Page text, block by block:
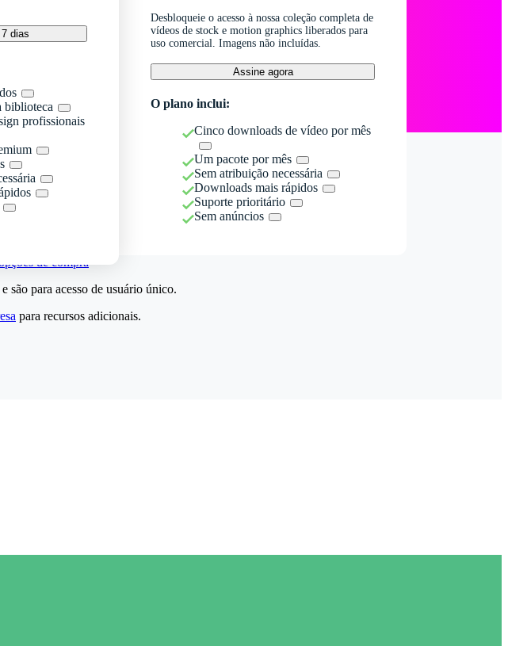
dias
biblioteca
profissionais
Desbloqueie o acesso à nossa coleção completa de
vídeos de stock e motion graphics liberados para
uso comercial. Imagens não incluídas.
Assine agora
O plano inclui:
Cinco downloads de vídeo por mês
Um pacote por mês
Sem atribuição necessária
Downloads mais rápidos
Suporte prioritário
Sem anúncios
de compra
e são para acesso de usuário único.
para recursos adicionais.